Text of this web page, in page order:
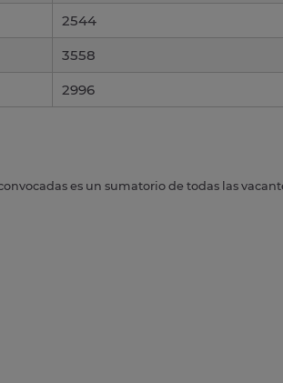
2544
3558
2996
es un sumatorio de todas las